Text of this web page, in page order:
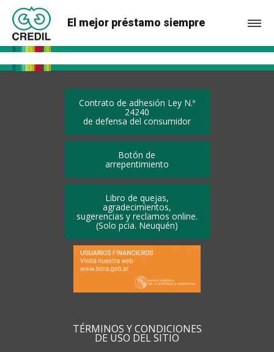
El mejor préstamo siempre
Contrato de adhesión Ley N.º
24240
de defensa del consumidor
Botón de
arrepentimiento
Libro de quejas,
agradecimientos,
sugerencias y reclamos online.
(Solo pcia. Neuquén)
TÉRMINOS Y CONDICIONES
DE USO DEL SITIO